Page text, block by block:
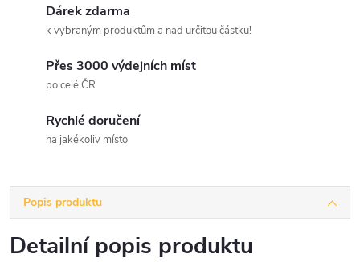
Dárek zdarma
k vybraným produktům a nad určitou částku!
Přes 3000 výdejních míst
po celé ČR
Rychlé doručení
na jakékoliv místo
Popis produktu
Detailní popis produktu